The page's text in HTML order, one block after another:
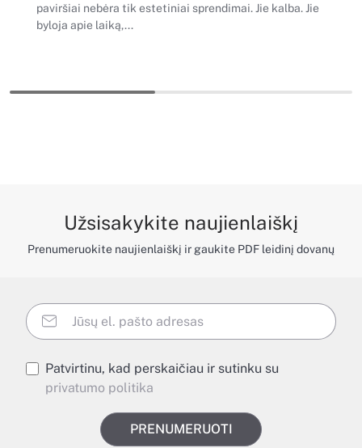
paviršiai nebėra tik estetiniai sprendimai. Jie kalba. Jie
byloja apie laiką,...
Užsisakykite naujienlaiškį
Prenumeruokite naujienlaiškį ir gaukite PDF leidinį dovanų
Patvirtinu, kad perskaičiau ir sutinku su
privatumo politika
PRENUMERUOTI